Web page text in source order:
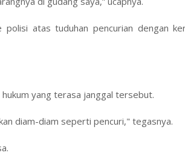
atas tuduhan pencurian dengan
yang terasa janggal tersebut.
diam-diam seperti pencuri," tegasnya.